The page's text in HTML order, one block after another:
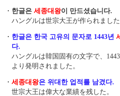
・ 한글은 세종대왕이 만드셨습니다.
ハングルは世宗大王が作られました
・ 한글은 한국 고유의 문자로 1443년
다.
ハングルは韓国固有の文字で、
より発明されました。
・ 세종대왕은 위대한 업적를 남겼다.
世宗大王は偉大な業績を残した。